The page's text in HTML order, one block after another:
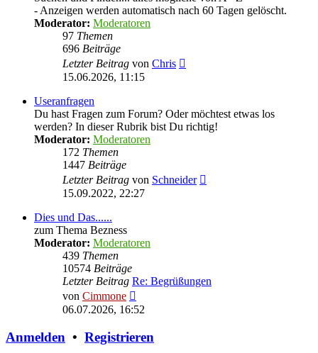
- Anzeigen werden automatisch nach 60 Tagen gelöscht.
Moderator: Moderatoren
97 Themen
696 Beiträge
Letzter Beitrag von Chris
15.06.2026, 11:15
Useranfragen
Du hast Fragen zum Forum? Oder möchtest etwas los
werden? In dieser Rubrik bist Du richtig!
Moderator: Moderatoren
172 Themen
1447 Beiträge
Letzter Beitrag von Schneider
15.09.2022, 22:27
Dies und Das......
zum Thema Bezness
Moderator: Moderatoren
439 Themen
10574 Beiträge
Letzter Beitrag Re: Begrüßungen
von Cimmone
Beitrag
06.07.2026, 16:52
Anmelden • Registrieren